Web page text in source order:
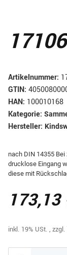
Artikelnummer:
GTIN:
HAN: 100010168
Kategorie:
Hersteller:
nach DIN 14355
drucklose Eingang
diese mit
173,13
inkl. 19% USt. , zzgl.